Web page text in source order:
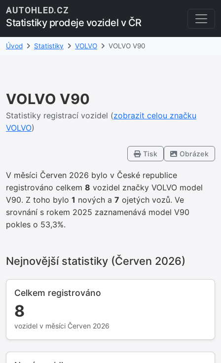
AUTOHLED.CZ
Statistiky prodeje vozidel v ČR
Úvod Statistiky VOLVO VOLVO V90
VOLVO V90
Statistiky registrací vozidel (zobrazit celou značku
VOLVO)
Tisk Obrázek
V měsíci Červen 2026 bylo v České republice
registrováno celkem 8 vozidel značky VOLVO model
V90. Z toho bylo 1 nových a 7 ojetých vozů. Ve
srovnání s rokem 2025 zaznamenává model V90
pokles o 53,3%.
Nejnovější statistiky (Červen 2026)
Celkem registrováno
8
vozidel v měsíci Červen 2026